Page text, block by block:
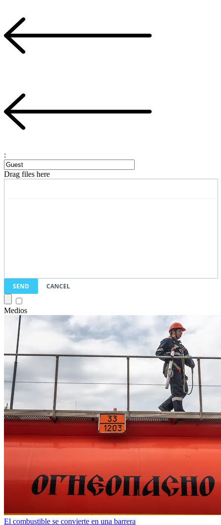
:
Drag files here
SEND CANCEL
Medios
El combustible se convierte en una barrera